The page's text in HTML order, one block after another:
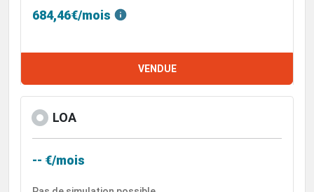
684,46€/mois
VENDUE
LOA
-- €/mois